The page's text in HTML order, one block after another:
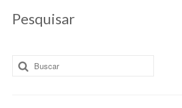
Pesquisar
Buscar
por: